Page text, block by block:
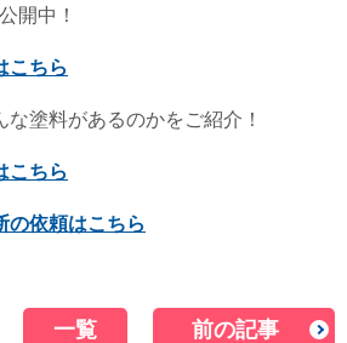
開中！
こちら
塗料があるのかをご紹介！
こちら
の依頼はこちら
一覧 前の記事